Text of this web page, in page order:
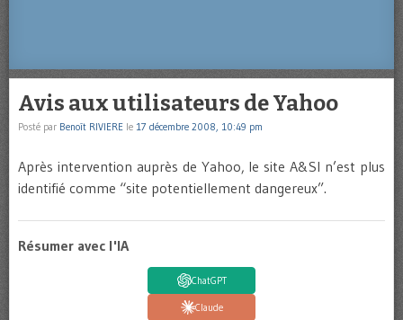
Avis aux utilisateurs de Yahoo
Posté par Benoît RIVIERE le 17 décembre 2008, 10:49 pm
Après intervention auprès de Yahoo, le site A&SI n’est plus
identifié comme “site potentiellement dangereux”.
Résumer avec l'IA
ChatGPT
Claude